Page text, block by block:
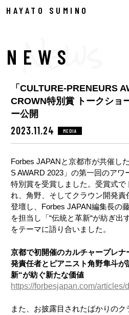
HAYATO SUMINO
VIDEOS
CONTACT
NEWS
「CULTURE-PRENEURS
CROWN特別賞 トークショ
ー公開
2023.11.24 MEDIA
Forbes JAPANと京都市が共催し
S AWARD 2023」の第一回のア
特別賞を受賞しました。受賞式
れ、角野、そしてクラウン開発
登壇し、Forbes JAPAN編集長の
を担当し「“伝統と革新“が紡ぎ出
をテーマに語り合いました。
京都で初開催のカルチャープレナ
発責任者とピアニスト角野隼斗が
新“が紡ぐ新たな価値
https://forbesjapan.com/articles/
また、お披露目されたばかりのク